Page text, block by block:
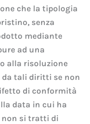
che la tipologia
senza
mediante
ad una
alla risoluzione
da tali diritti se non
di conformità
data in cui ha
non si tratti di